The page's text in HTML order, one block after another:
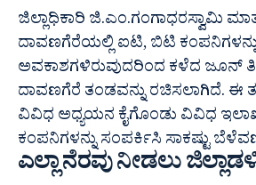
ಜಿಲ್ಲಾಧಿಕಾರಿ ಜಿ.ಎಂ.ಗಂಗಾಧರಸ್ವಾಮಿ
ದಾವಣಗೆರೆಯಲ್ಲಿ ಐಟಿ, ಬಿಟಿ ಕಂಪನಿಗಳನ್ನು
ಅವಕಾಶಗಳಿರುವುದರಿಂದ ಕಳೆದ ಜೂನ್
ದಾವಣಗೆರೆ ತಂಡವನ್ನು ರಚಿಸಲಾಗಿದೆ. ಈ
ವಿವಿಧ ಅಧ್ಯಯನ ಕೈಗೊಂಡು ವಿವಿಧ
ಕಂಪನಿಗಳನ್ನು ಸಂಪರ್ಕಿಸಿ ಸಾಕಷ್ಟು
ಎಲ್ಲಾ ನೆರವು ನೀಡಲು